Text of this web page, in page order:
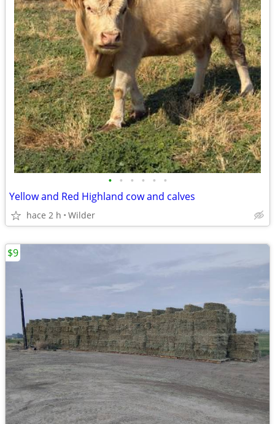
• • • • • •
Yellow and Red Highland cow and calves
hace 2 h Wilder
$9